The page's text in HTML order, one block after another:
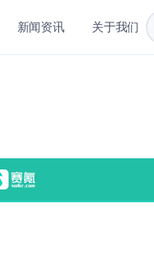
新闻资讯 关于我们